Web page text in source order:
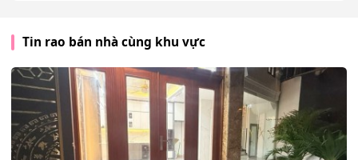
Tin rao bán nhà cùng khu vực